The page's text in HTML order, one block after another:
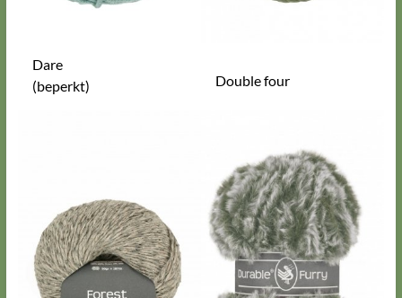
Dare
(beperkt)
Double four